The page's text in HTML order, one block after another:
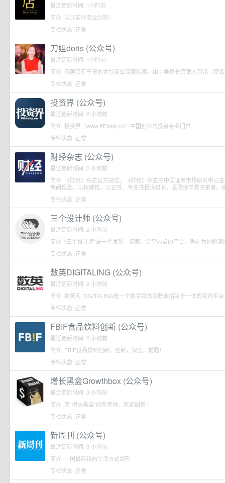
最近更新时间: 1小时前
简介: 关注实体商业创新！
专栏状态: 正常
刀姐doris (公众号)
最近更新时间: 1小时前
简介: 有趣又有干货的女性商业深度观察，由中美增长营销人刀姐（原
专栏状态: 正常
投资界 (公众号)
最近更新时间: 2 小时前
简介: 投资界（www.PEdaily.cn）中国创业与投资专业门户
专栏状态: 正常
财经杂志 (公众号)
最近更新时间: 2 小时前
简介: 《财经》杂志官方微信。《财经》杂志由中国证券市场研究中心
新闻理念，以权威性、公正性、专业性报道见长，是政经学界决策者、
专栏状态: 正常
三个设计师 (公众号)
最近更新时间: 2 小时前
简介: “三个设计师”是一个发现、探索、分享热点的平台，旨在为你解读
专栏状态: 正常
数英DIGITALING (公众号)
最近更新时间: 2 小时前
简介: 数英网 DIGITALING是一个数字媒体及职业招聘于一体的资讯平台
专栏状态: 正常
FBIF食品饮料创新 (公众号)
最近更新时间: 2 小时前
简介: FBIF食品饮料创新，创新，深度，前瞻！
专栏状态: 正常
增长黑盒Growthbox (公众号)
最近更新时间: 3 小时前
简介: 原“增长黑盒”的新基地，欢迎回家！
专栏状态: 正常
新周刊 (公众号)
最近更新时间: 3 小时前
简介: 中国最新锐的生活方式周刊
专栏状态: 正常